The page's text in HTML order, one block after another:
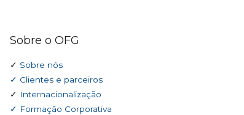
Sobre o OFG
✓ Sobre nós
✓ Clientes e parceiros
✓ Internacionalização
✓ Formação Corporativa